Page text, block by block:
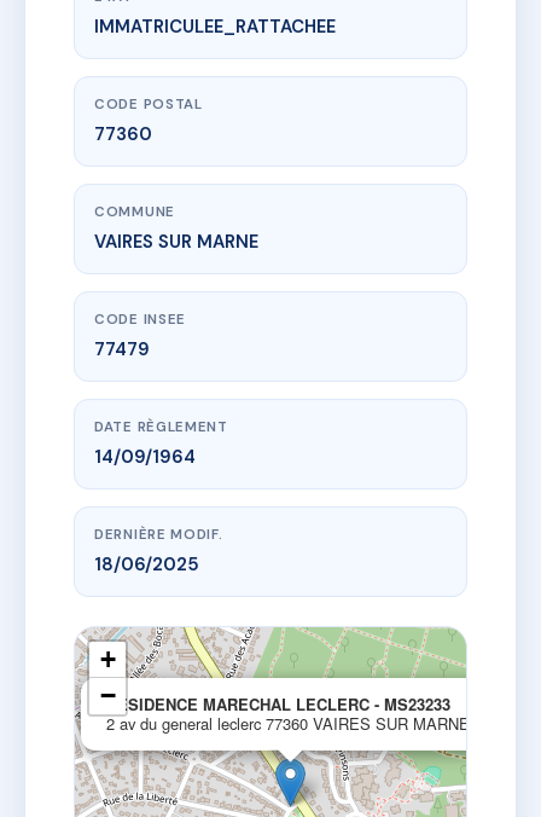
www.vme.plus/AB2363232
RESIDENCE MARECHAL LECLERC - MS23233
2 av du general leclerc
IMMATRICULEE_RATTACHEE
CODE POSTAL
77360
COMMUNE
VAIRES SUR MARNE
CODE INSEE
77479
DATE RÈGLEMENT
14/09/1964
DERNIÈRE MODIF.
18/06/2025
RESIDENCE MARECHAL LECLERC - MS23233
2 av du general leclerc 77360 VAIRES SUR MARNE
+
−